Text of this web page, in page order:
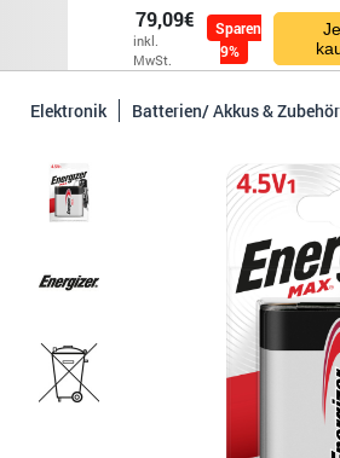
79,09€
inkl.
MwSt.
Sparen
9%
Elektronik Batterien/ Akkus & Zubehör